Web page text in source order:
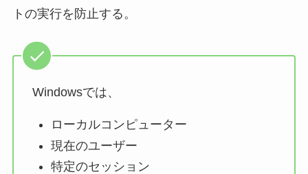
トの実行を防止する。
Windowsでは、
ローカルコンピューター
現在のユーザー
特定のセッション